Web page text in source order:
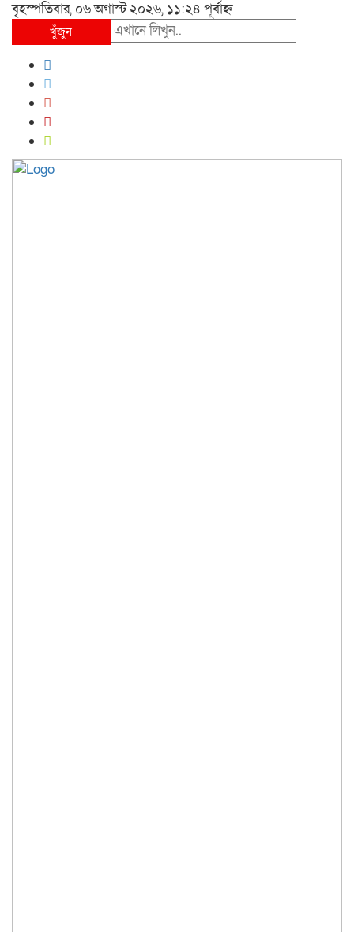
বৃহস্পতিবার, ০৬ অগাস্ট ২০২৬, ১১:২৪ পূর্বাহ্ন
খুঁজুন